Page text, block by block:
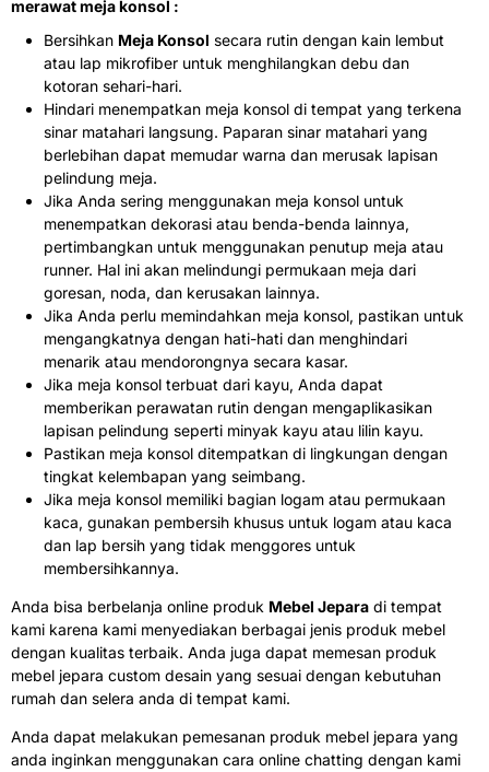
merawat meja konsol :
Bersihkan Meja Konsol secara rutin dengan kain lembut
atau lap mikrofiber untuk menghilangkan debu dan
kotoran sehari-hari.
Hindari menempatkan meja konsol di tempat yang terkena
sinar matahari langsung. Paparan sinar matahari yang
berlebihan dapat memudar warna dan merusak lapisan
pelindung meja.
Jika Anda sering menggunakan meja konsol untuk
menempatkan dekorasi atau benda-benda lainnya,
pertimbangkan untuk menggunakan penutup meja atau
runner. Hal ini akan melindungi permukaan meja dari
goresan, noda, dan kerusakan lainnya.
Jika Anda perlu memindahkan meja konsol, pastikan untuk
mengangkatnya dengan hati-hati dan menghindari
menarik atau mendorongnya secara kasar.
Jika meja konsol terbuat dari kayu, Anda dapat
memberikan perawatan rutin dengan mengaplikasikan
lapisan pelindung seperti minyak kayu atau lilin kayu.
Pastikan meja konsol ditempatkan di lingkungan dengan
tingkat kelembapan yang seimbang.
Jika meja konsol memiliki bagian logam atau permukaan
kaca, gunakan pembersih khusus untuk logam atau kaca
dan lap bersih yang tidak menggores untuk
membersihkannya.
Anda bisa berbelanja online produk Mebel Jepara di tempat
kami karena kami menyediakan berbagai jenis produk mebel
dengan kualitas terbaik. Anda juga dapat memesan produk
mebel jepara custom desain yang sesuai dengan kebutuhan
rumah dan selera anda di tempat kami.
Anda dapat melakukan pemesanan produk mebel jepara yang
anda inginkan menggunakan cara online chatting dengan kami